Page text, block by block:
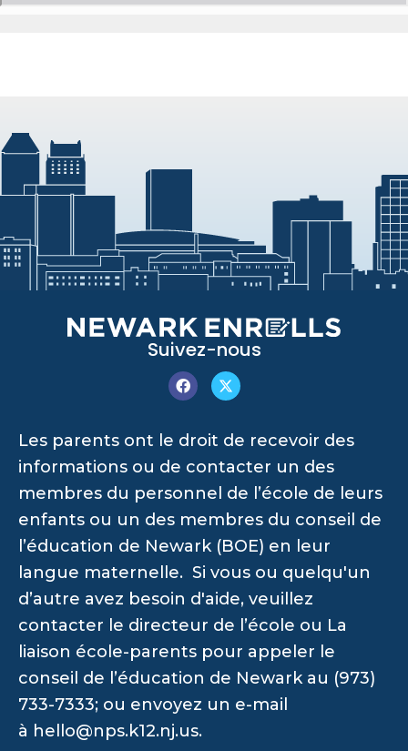
Suivez-nous
Les parents ont le droit de recevoir des
informations ou de contacter un des
membres du personnel de l’école de leurs
enfants ou un des membres du conseil de
l’éducation de Newark (BOE) en leur
langue maternelle. Si vous ou quelqu'un
d’autre avez besoin d'aide, veuillez
contacter le directeur de l’école ou La
liaison école-parents pour appeler le
conseil de l’éducation de Newark au (973)
733-7333; ou envoyez un e-mail
à hello@nps.k12.nj.us.